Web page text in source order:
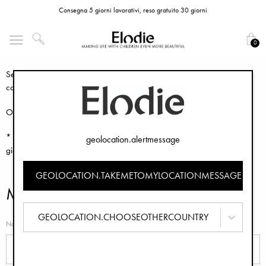
Consegna 5 giorni lavorativi, reso gratuito 30 giorni
0
Hai domande sul tuo ordine o su un prodotto? Nelle nostre
troverai
le risposte alle domande più comuni.
Se non trovi la risposta che cerchi, contatta il nostro servizio clienti
compilando il modulo di contatto sottostante.
Orari di apertura: Lunedì - Venerdì
* Ci proponiamo di rispondere a tutte le richieste entro 24 ore, ma nei
giorni di punta potrebbero essere necessarie fino a 36 ore.
Modulo di Contatto
Nome
geolocation.alertmessage
GEOLOCATION.TAKEMETOMYLOCATIONMESSAGE
GEOLOCATION.CHOOSEOTHERCOUNTRY